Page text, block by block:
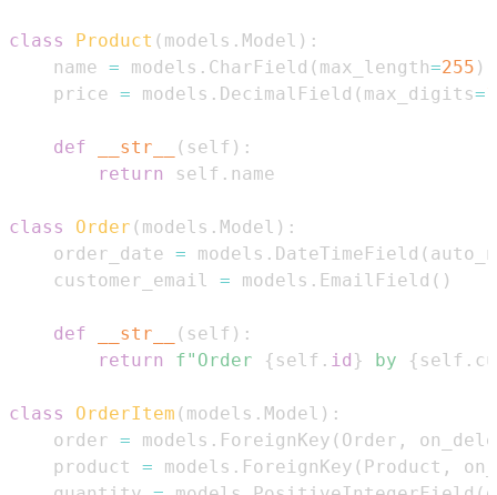
class Product ( models . Model ) :
    name
= models . CharField ( max_length=255 )
    price
= models . DecimalField ( max_digits=
def __str__ ( self ) :
return
self .
class Order ( models . Model ) :
    order_date
= models . DateTimeField (
    customer_email
= models . EmailField ( )
def __str__ ( self ) :
return
f"Order { self . id } by { self .
class OrderItem ( models . Model ) :
    order
= models . ForeignKey ( Order ,
    product
= models . ForeignKey ( Product ,